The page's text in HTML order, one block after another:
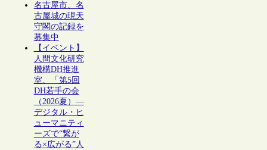
名古屋市、名
古屋城の現天
守閣の記録を
募集中
【イベント】
人間文化研究
機構DH推進
室、「第5回
DH若手の会
（2026夏）―
デジタル・ヒ
ューマニティ
ーズで“繋が
る×広がる”人